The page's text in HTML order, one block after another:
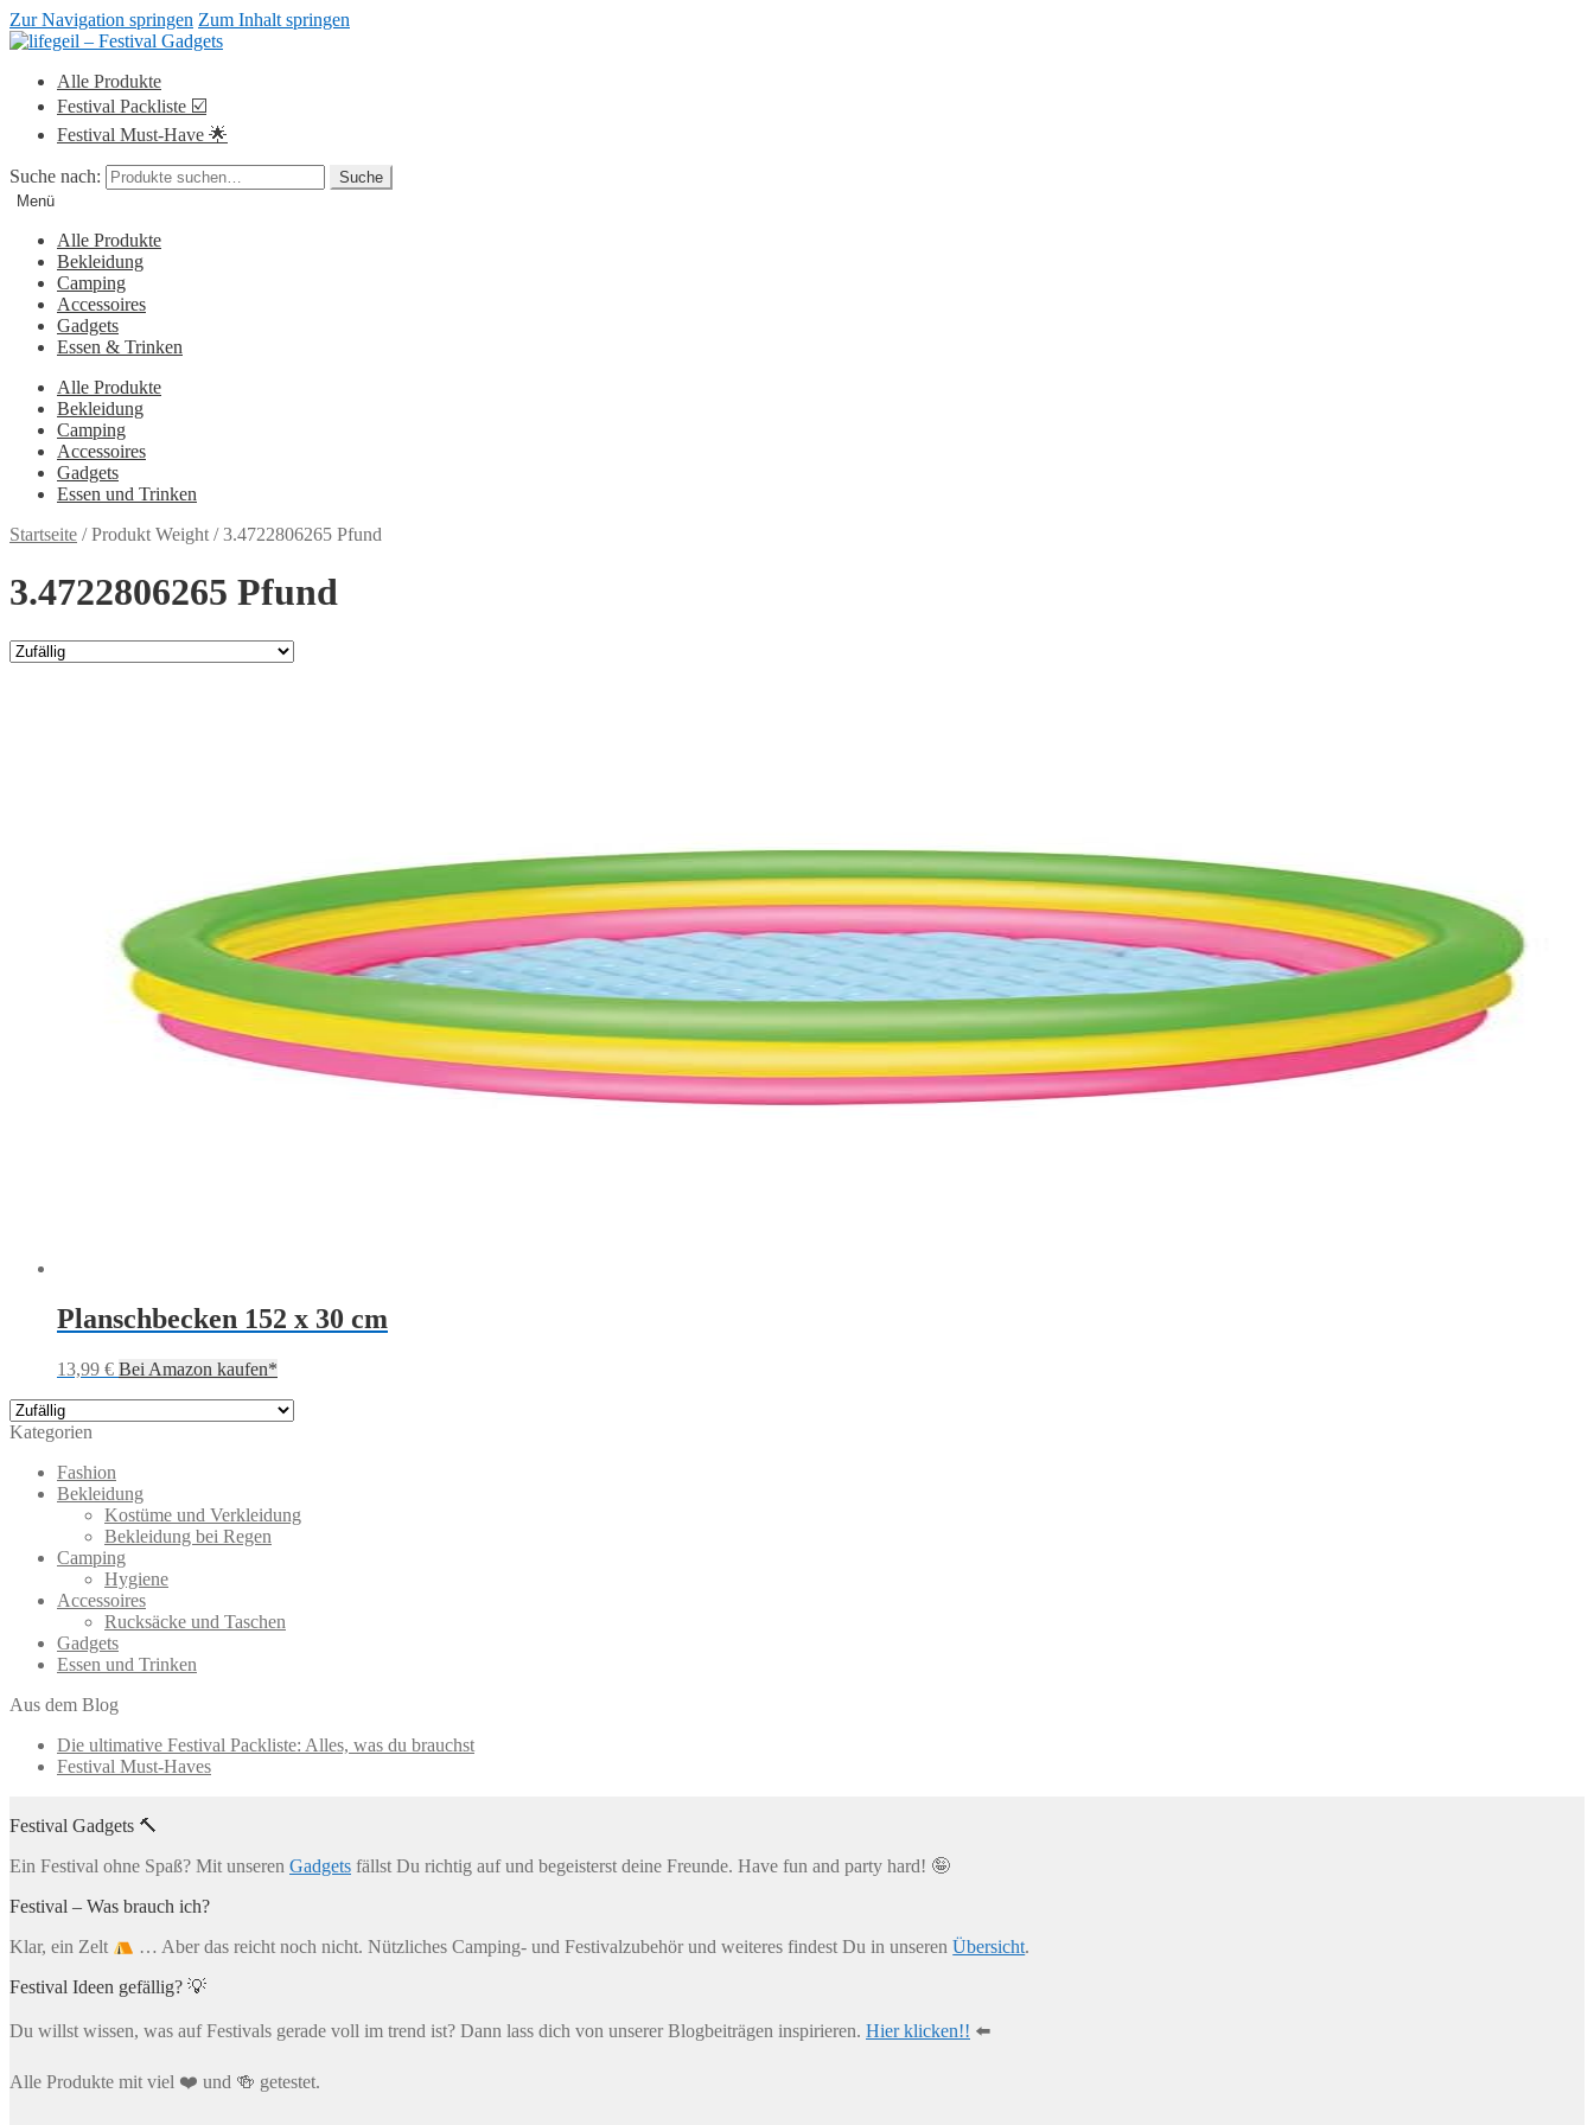
Zur Navigation springen Zum Inhalt springen
Alle Produkte
Festival Packliste ☑️
Festival Must-Have 🌟
Suche nach:
Suche
Menü
Alle Produkte
Bekleidung
Camping
Accessoires
Gadgets
Essen & Trinken
Alle Produkte
Bekleidung
Camping
Accessoires
Gadgets
Essen und Trinken
Startseite /Produkt Weight /3.4722806265 Pfund
3.4722806265 Pfund
Planschbecken 152 x 30 cm
13,99 € Bei Amazon kaufen*
Kategorien
Fashion
Bekleidung
Kostüme und Verkleidung
Bekleidung bei Regen
Camping
Hygiene
Accessoires
Rucksäcke und Taschen
Gadgets
Essen und Trinken
Aus dem Blog
Die ultimative Festival Packliste: Alles, was du brauchst
Festival Must-Haves
Festival Gadgets 🔨
Ein Festival ohne Spaß? Mit unseren Gadgets fällst Du richtig auf und begeisterst deine Freunde. Have fun and party hard! 🤪
Festival – Was brauch ich?
Klar, ein Zelt … Aber das reicht noch nicht. Nützliches Camping- und Festivalzubehör und weiteres findest Du in unserenÜbersicht.
Festival Ideen gefällig? 💡
Du willst wissen, was auf Festivals gerade voll im trend ist? Dann lass dich von unserer Blogbeiträgen inspirieren. Hier klicken!! ⬅️
Alle Produkte mit viel ❤️ und 🍻 getestet.